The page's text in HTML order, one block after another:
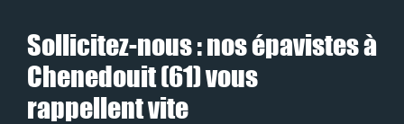
Sollicitez-nous : nos épavistes à
Chenedouit (61) vous
rappellent vite